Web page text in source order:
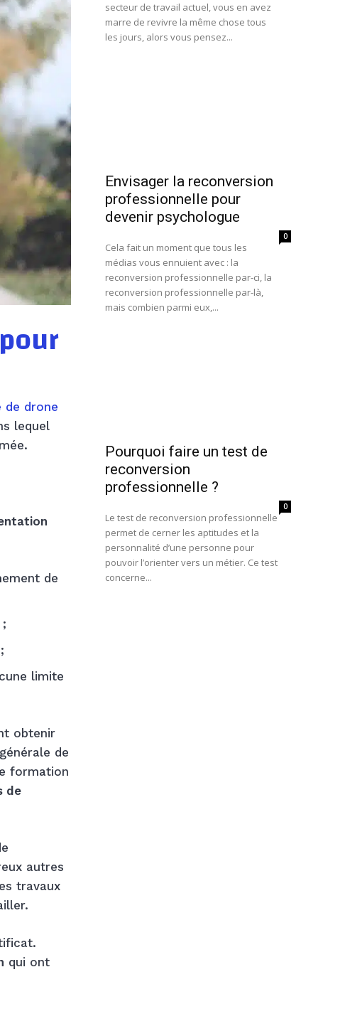
de drone
lequel
de
limite
obtenir
de
formation
de
autres
travaux
qui ont
secteur de travail actuel, vous en avez
marre de revivre la même chose tous
les jours, alors vous pensez...
Envisager la reconversion
professionnelle pour
devenir psychologue
0
Cela fait un moment que tous les
médias vous ennuient avec : la
reconversion professionnelle par-ci, la
reconversion professionnelle par-là,
mais combien parmi eux,...
Pourquoi faire un test de
reconversion
professionnelle ?
0
Le test de reconversion professionnelle
permet de cerner les aptitudes et la
personnalité d’une personne pour
pouvoir l’orienter vers un métier. Ce test
concerne...